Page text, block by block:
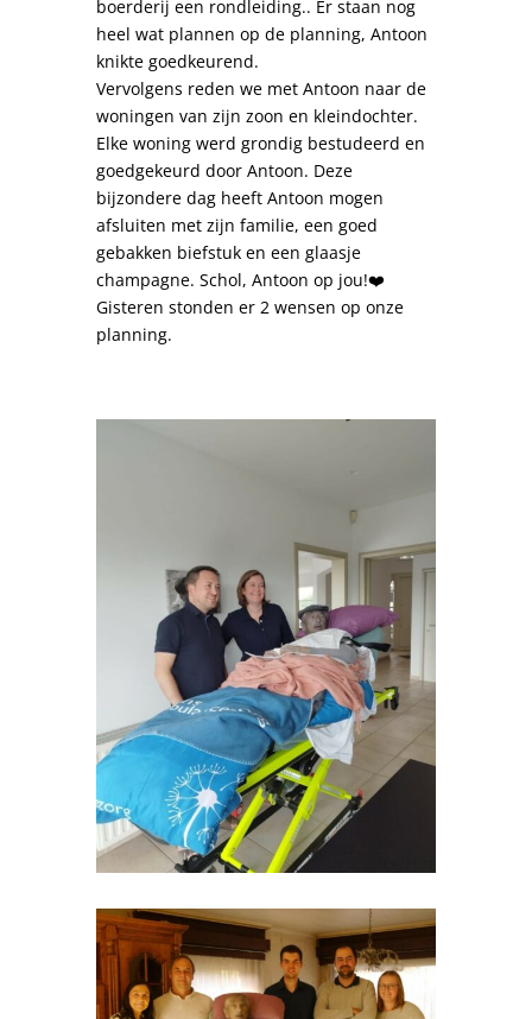
boerderij een rondleiding.. Er staan nog
heel wat plannen op de planning, Antoon
knikte goedkeurend.
Vervolgens reden we met Antoon naar de
woningen van zijn zoon en kleindochter.
Elke woning werd grondig bestudeerd en
goedgekeurd door Antoon. Deze
bijzondere dag heeft Antoon mogen
afsluiten met zijn familie, een goed
gebakken biefstuk en een glaasje
champagne. Schol, Antoon op jou!❤️
Gisteren stonden er 2 wensen op onze
planning.